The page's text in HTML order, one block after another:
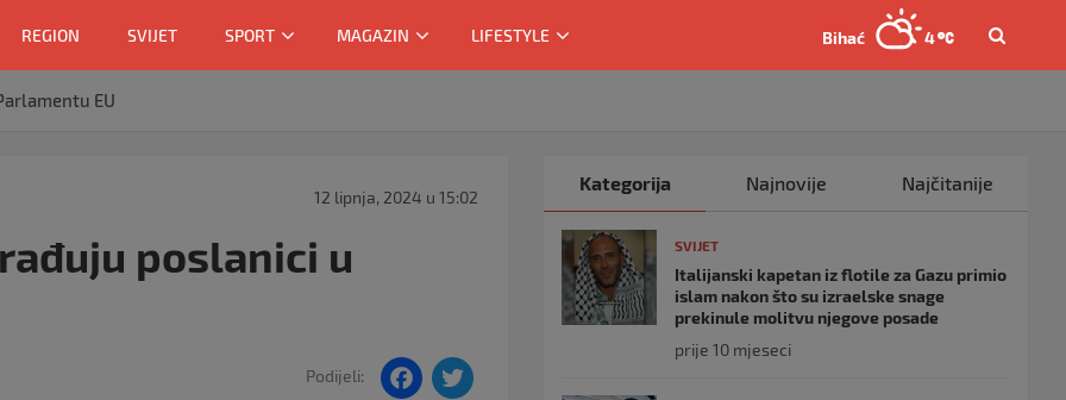
REGION SVIJET SPORT MAGAZIN LIFESTYLE Bihać 4
EU
12 lipnja, 2024 u 15:02
poslanici u
Podijeli:
F
Kategorija Najnovije Najčitanije
SVIJET
Italijanski kapetan iz flotile za Gazu primio
islam nakon što su izraelske snage
prekinule molitvu njegove posade
prije 10 mjeseci